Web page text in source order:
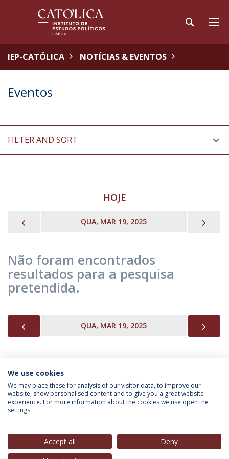
IEP-CATÓLICA NOTÍCIAS & EVENTOS
Eventos
FILTER AND SORT
HOJE
QUA, MAR 19, 2025
Não foram encontrados
resultados para a pesquisa
pretendida.
QUA, MAR 19, 2025
INFORMAÇÃO PARA
We use cookies
We may place these for analysis of our visitor data, to improve our
website, show personalised content and to give you a great website
experience. For more information about the cookies we use open the
settings.
Accept all
Deny